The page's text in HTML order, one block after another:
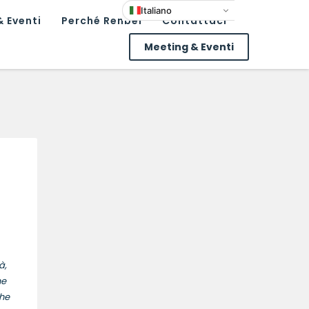
Eventi Perché Renbel
Contattaci
Meeting & Eventi
Italiano